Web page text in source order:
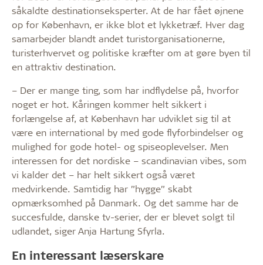
såkaldte destinationseksperter. At de har fået øjnene
op for København, er ikke blot et lykketræf. Hver dag
samarbejder blandt andet turistorganisationerne,
turisterhvervet og politiske kræfter om at gøre byen til
en attraktiv destination.
– Der er mange ting, som har indflydelse på, hvorfor
noget er hot. Kåringen kommer helt sikkert i
forlængelse af, at København har udviklet sig til at
være en international by med gode flyforbindelser og
mulighed for gode hotel- og spiseoplevelser. Men
interessen for det nordiske – scandinavian vibes, som
vi kalder det – har helt sikkert også været
medvirkende. Samtidig har ”hygge” skabt
opmærksomhed på Danmark. Og det samme har de
succesfulde, danske tv-serier, der er blevet solgt til
udlandet, siger Anja Hartung Sfyrla.
En interessant læserskare